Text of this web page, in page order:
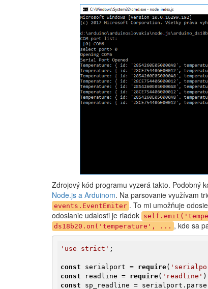
Zdrojový kód programu vyzerá takto. Podobný
Node.js a Arduinom. Na parsovanie využívam
events.EventEmiter . To mi umožňuje
odoslanie udalosti je riadok
ds18b20.on('temperature', ... , kde sa
'use strict' ;
const serialport = require(
const readline = require( 'readline'
const